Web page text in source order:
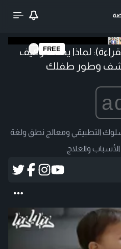
FREE
لماذا يحدث وكيف
وطور طفلك
التطبيقي ومعالج نطق ولغة
والعلاج.